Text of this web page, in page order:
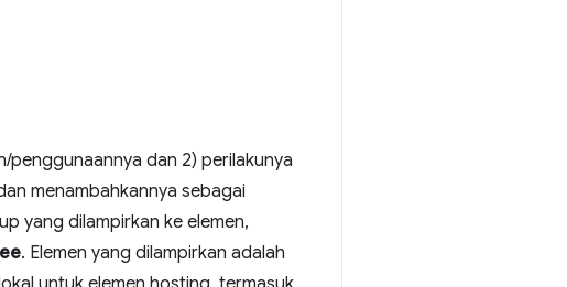
dan 2) perilakunya
menambahkannya sebagai
yang dilampirkan ke elemen,
. Elemen yang dilampirkan adalah